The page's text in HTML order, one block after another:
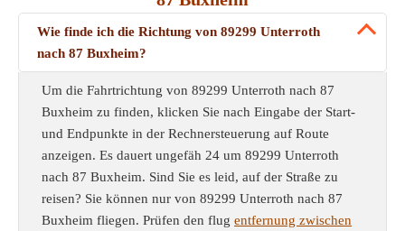
Wie finde ich die Richtung von 89299 Unterroth
nach 87 Buxheim?
Um die Fahrtrichtung von 89299 Unterroth nach 87
Buxheim zu finden, klicken Sie nach Eingabe der Start-
und Endpunkte in der Rechnersteuerung auf Route
anzeigen. Es dauert ungefäh 24 um 89299 Unterroth
nach 87 Buxheim. Sind Sie es leid, auf der Straße zu
reisen? Sie können nur von 89299 Unterroth nach 87
Buxheim fliegen. Prüfen den flug entfernung zwischen